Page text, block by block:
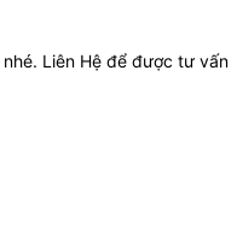
Liên Hệ để được tư vấn